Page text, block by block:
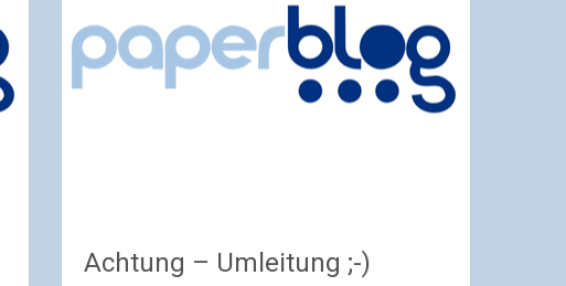
Achtung – Umleitung ;-)